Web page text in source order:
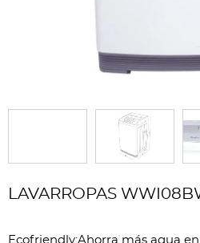
LAVARROPAS
Ecofriendly:Ahorra más agua